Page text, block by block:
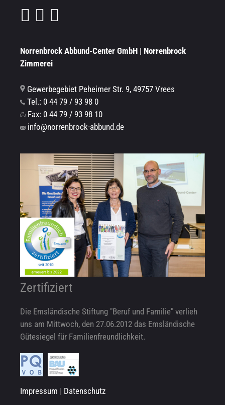
Norrenbrock Abbund-Center GmbH | Norrenbrock
Zimmerei
Gewerbegebiet Peheimer Str. 9, 49757 Vrees
Tel.: 0 44 79 / 93 98 0
Fax: 0 44 79 / 93 98 10
info@norrenbrock-abbund.de
Zertifiziert
Die Emsländische Stiftung "Beruf und Familie" verlieh
uns am Mittwoch, den 27.06.2012 das Emsländische
Gütesiegel für Familienfreundlichkeit.
Impressum | Datenschutz